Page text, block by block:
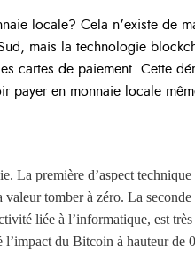
locale? Cela n’existe de
mais la technologie
cartes de paiement. Cette
payer en monnaie locale
La première d’aspect
tomber à zéro. La seconde
liée à l’informatique, est très
l’impact du Bitcoin à hauteur de